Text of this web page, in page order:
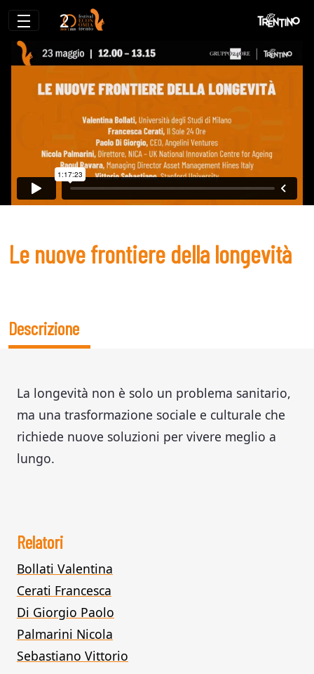
Le nuove frontiere della longevità
Le nuove frontiere della longevità
Descrizione
La longevità non è solo un problema sanitario,
ma una trasformazione sociale e culturale che
richiede nuove soluzioni per vivere meglio a
lungo.
Relatori
Bollati Valentina
Cerati Francesca
Di Giorgio Paolo
Palmarini Nicola
Sebastiano Vittorio